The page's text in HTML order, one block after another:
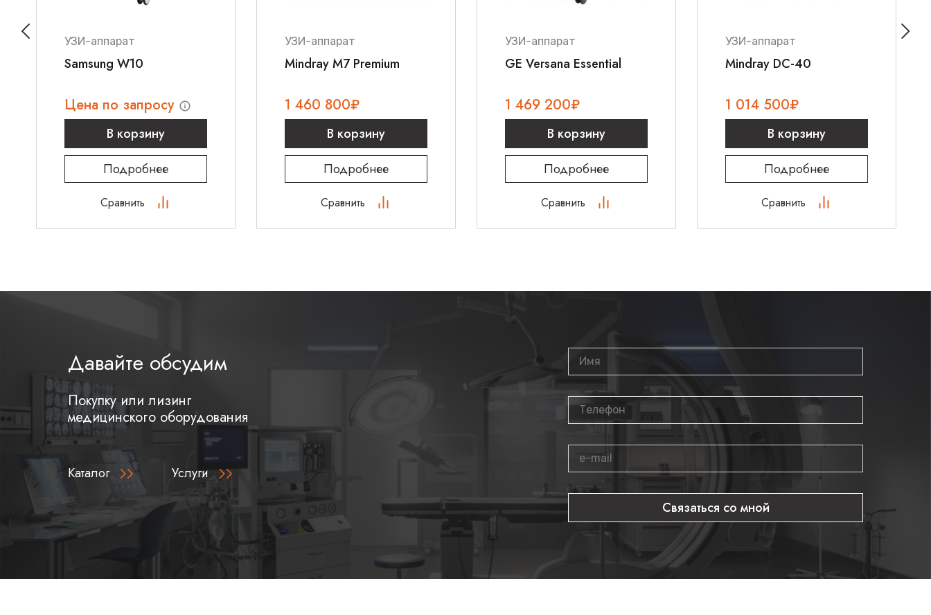
УЗИ-аппарат
Samsung W10
Цена по запросу
В корзину
Подробнее
Сравнить
УЗИ-аппарат
Mindray M7 Premium
1 460 800₽
В корзину
Подробнее
Сравнить
УЗИ-аппарат
GE Versana Essential
1 469 200₽
В корзину
Подробнее
Сравнить
УЗИ-аппарат
Mindray DC-40
1 014 500₽
В корзину
Подробнее
Сравнить
Давайте обсудим
Покупку или лизинг
медицинского оборудования
Каталог
Услуги
Связаться со мной